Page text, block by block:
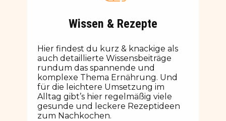
Wissen & Rezepte
Hier findest du kurz & knackige als
auch detaillierte Wissensbeiträge
rundum das spannende und
komplexe Thema Ernährung. Und
für die leichtere Umsetzung im
Alltag gibt’s hier regelmäßig viele
gesunde und leckere Rezeptideen
zum Nachkochen.